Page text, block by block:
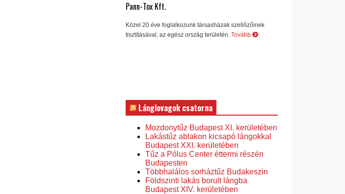
Pann-Tox Kft.
Közel 20 éve foglalkozunk társasházak szellőzőinek
tisztításával, az egész ország területén. Tovább
Lánglovagok csatorna
Mozdonytűz Budapest XI. kerületében
Lakástűz ablakon kicsapó lángokkal
Budapest XXI. kerületében
Tűz a Pólus Center éttermi részén
Budapesten
Többhalálos sorháztűz Budakeszin
Földszinti lakás borult lángba
Budapest XIV. kerületében